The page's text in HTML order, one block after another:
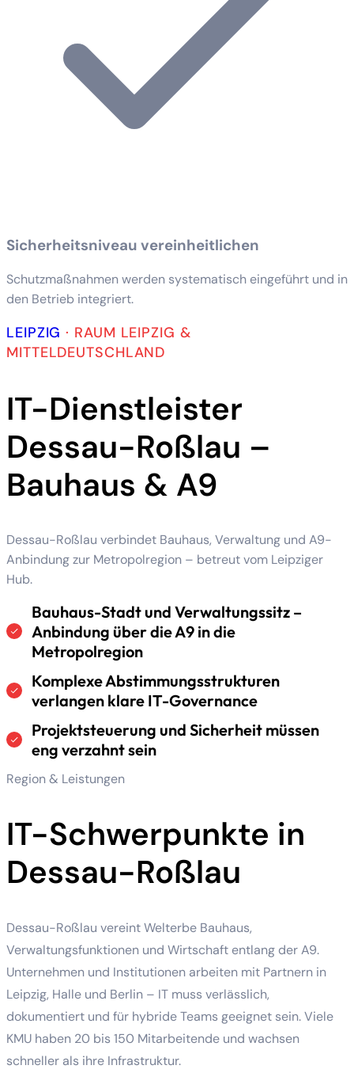
Sicherheitsniveau vereinheitlichen
Schutzmaßnahmen werden systematisch eingeführt und in
den Betrieb integriert.
LEIPZIG · RAUM LEIPZIG &
MITTELDEUTSCHLAND
IT-Dienstleister
Dessau-Roßlau –
Bauhaus & A9
Dessau-Roßlau verbindet Bauhaus, Verwaltung und A9-
Anbindung zur Metropolregion – betreut vom Leipziger
Hub.
Bauhaus-Stadt und Verwaltungssitz –
Anbindung über die A9 in die
Metropolregion
Komplexe Abstimmungsstrukturen
verlangen klare IT-Governance
Projektsteuerung und Sicherheit müssen
eng verzahnt sein
Region & Leistungen
IT-Schwerpunkte in
Dessau-Roßlau
Dessau-Roßlau vereint Welterbe Bauhaus,
Verwaltungsfunktionen und Wirtschaft entlang der A9.
Unternehmen und Institutionen arbeiten mit Partnern in
Leipzig, Halle und Berlin – IT muss verlässlich,
dokumentiert und für hybride Teams geeignet sein. Viele
KMU haben 20 bis 150 Mitarbeitende und wachsen
schneller als ihre Infrastruktur.